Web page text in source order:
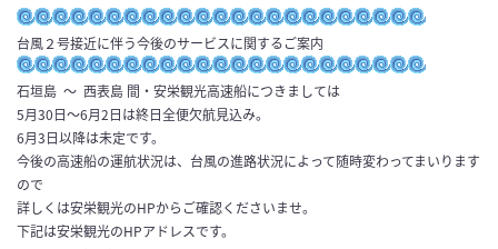
台風２号接近に伴う今後のサービスに関するご案内
石垣島 ～ 西表島 間・安栄観光高速船につきましては
5月30日〜6月2日は終日全便欠航見込み。
6月3日以降は未定です。
今後の高速船の運航状況は、台風の進路状況によって随時変わってまいります
ので
詳しくは安栄観光のHPからご確認くださいませ。
下記は安栄観光のHPアドレスです。